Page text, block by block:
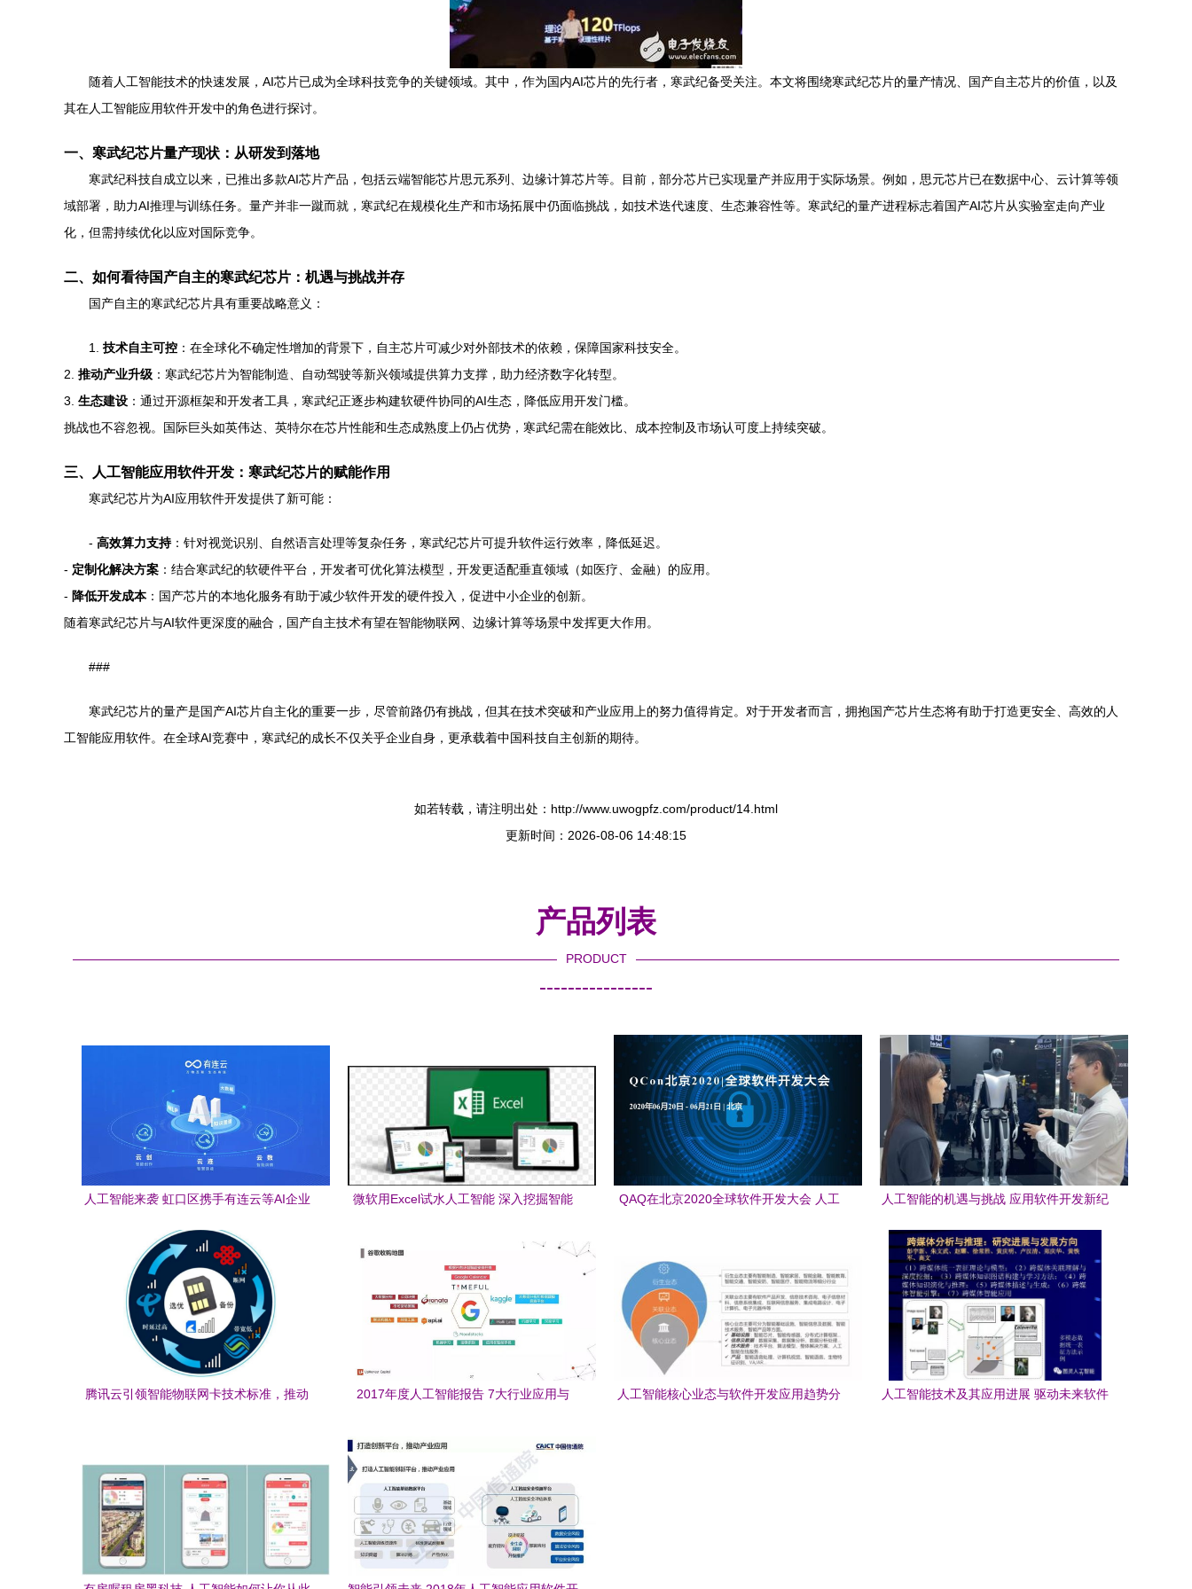
随着人工智能技术的快速发展，AI芯片已成为全球科技竞争的关键领域。其中，作为国内AI芯片的先行者，寒武纪备受关注。本文将围绕寒武纪芯片的量产情况、国产自主芯片的价值，以及
其在人工智能应用软件开发中的角色进行探讨。
一、寒武纪芯片量产现状：从研发到落地
寒武纪科技自成立以来，已推出多款AI芯片产品，包括云端智能芯片思元系列、边缘计算芯片等。目前，部分芯片已实现量产并应用于实际场景。例如，思元芯片已在数据中心、云计算等领
域部署，助力AI推理与训练任务。量产并非一蹴而就，寒武纪在规模化生产和市场拓展中仍面临挑战，如技术迭代速度、生态兼容性等。寒武纪的量产进程标志着国产AI芯片从实验室走向产业
化，但需持续优化以应对国际竞争。
二、如何看待国产自主的寒武纪芯片：机遇与挑战并存
国产自主的寒武纪芯片具有重要战略意义：
1. 技术自主可控 ：在全球化不确定性增加的背景下，自主芯片可减少对外部技术的依赖，保障国家科技安全。
2. 推动产业升级 ：寒武纪芯片为智能制造、自动驾驶等新兴领域提供算力支撑，助力经济数字化转型。
3. 生态建设 ：通过开源框架和开发者工具，寒武纪正逐步构建软硬件协同的AI生态，降低应用开发门槛。
挑战也不容忽视。国际巨头如英伟达、英特尔在芯片性能和生态成熟度上仍占优势，寒武纪需在能效比、成本控制及市场认可度上持续突破。
三、人工智能应用软件开发：寒武纪芯片的赋能作用
寒武纪芯片为AI应用软件开发提供了新可能：
- 高效算力支持：针对视觉识别、自然语言处理等复杂任务，寒武纪芯片可提升软件运行效率，降低延迟。
- 定制化解决方案 ：结合寒武纪的软硬件平台，开发者可优化算法模型，开发更适配垂直领域（如医疗、金融）的应用。
- 降低开发成本：国产芯片的本地化服务有助于减少软件开发的硬件投入，促进中小企业的创新。
随着寒武纪芯片与AI软件更深度的融合，国产自主技术有望在智能物联网、边缘计算等场景中发挥更大作用。
###
寒武纪芯片的量产是国产AI芯片自主化的重要一步，尽管前路仍有挑战，但其在技术突破和产业应用上的努力值得肯定。对于开发者而言，拥抱国产芯片生态将有助于打造更安全、高效的人
工智能应用软件。在全球AI竞赛中，寒武纪的成长不仅关乎企业自身，更承载着中国科技自主创新的期待。
如若转载，请注明出处：http://www.uwogpfz.com/product/14.html
更新时间：2026-08-06 14:48:15
产品列表
PRODUCT
----------------
人工智能来袭 虹口区携手有连云等AI企业
微软用Excel试水人工智能 深入挖掘智能
QAQ在北京2020全球软件开发大会 人工
人工智能的机遇与挑战 应用软件开发新纪
腾讯云引领智能物联网卡技术标准，推动
2017年度人工智能报告 7大行业应用与
人工智能核心业态与软件开发应用趋势分
人工智能技术及其应用进展 驱动未来软件